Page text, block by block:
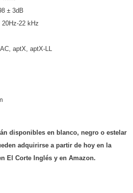
± 3dB
22 kHz
aptX, aptX-LL
disponibles en blanco, negro o estelar
adquirirse a partir de hoy en la
El Corte Inglés y en Amazon.